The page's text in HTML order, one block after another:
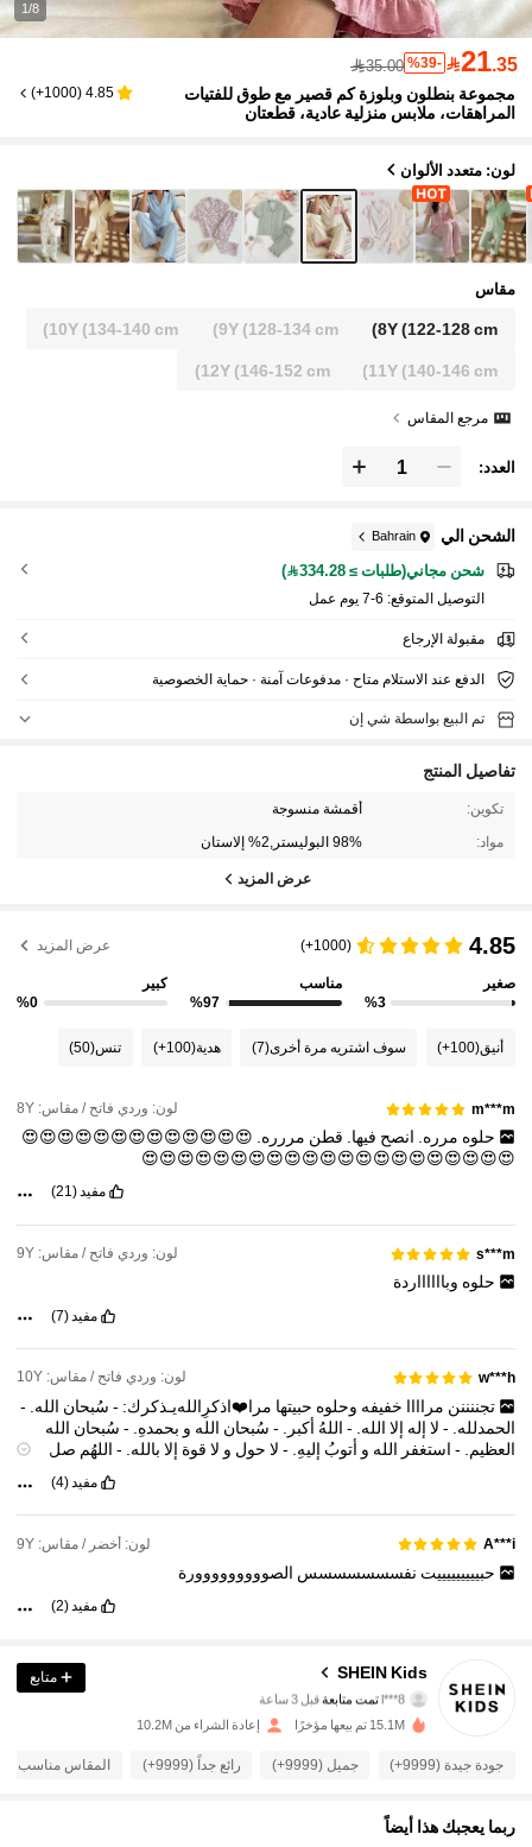
1/8
21.35
%39-
35.00
مجموعة بنطلون وبلوزة كم قصير مع طوق للفتيات
المراهقات، ملابس منزلية عادية، قطعتان
4.85
(
1000+
)
لون: متعدد الألوان
مقاس
8Y(122-128 cm)
9Y(128-134 cm)
10Y (134-140 cm)
11Y (140-146 cm)
12Y(146-152 cm)
مرجع المقاس
العدد:
الشحن الي Bahrain
شحن مجاني(طلبات ≥ 334.28)
التوصيل المتوقع: 6-7 يوم عمل
مقبولة الإرجاع
الدفع عند الاستلام متاح · مدفوعات آمنة · حماية الخصوصية
تم البيع بواسطة شي إن
تفاصيل المنتج
تكوين: أقمشة منسوجة
مواد: 98% البوليستر,2% إلاستان
عرض المزيد
4.85
(1000+) عرض المزيد
صغير
%3
مناسب
%97
كبير
%0
أنيق(100+) سوف اشتريه مرة أخرى(7) هدية(100+) تنس(50)
m***m لون: وردي فاتح / مقاس: 8Y
حلوه مرره. انصح فيها. قطن مررره. 😍😍😍😍😍😍😍😍😍😍😍😍😍
😍😍😍😍😍😍😍😍😍😍😍😍😍😍😍😍😍😍😍😍😍
مفيد(21)
s***m لون: وردي فاتح / مقاس: 9Y
حلوه وبااااااردة
مفيد (7)
w***h لون: وردي فاتح / مقاس: 10Y
تجننننن مراااا خفيفه وحلوه حبيتها مرا❤️اذكرِ‌الله‌يـذكرك: - سُبحان الله. -
الحمدلله. - لا إله إلا الله. - اللهُ أكبر. - سُبحان الله و بحمدهِ. - سُبحان الله
العظيم. - استغفر الله و أتوبُ إليهِ. - لا حول و لا قوة إلا بالله. - اللهُم صل
ارزقنيمنحيث
لااحتسب.-اللهمثبتقلبيعلىدينك.-ياربرضاكوالجنه.-اللهماحسن
خاتمتي.
-اللهم اجرني
مفيد (4)
A***i لون: أخضر / مقاس: 9Y
حبيييييييييت نفسسسسسسس الصووووووووورة
مفيد (2)
SHEIN Kids
l***8تمت متابعة
a***3تتصفح
4.94
متابع
15.1M تم بيعها مؤخرًا إعادة الشراء من 10.2M
جودة جيدة (9999+) جميل (9999+) رائع جداً (9999+) المقاس مناسب (9999+)
ربما يعجبك هذا أيضاً